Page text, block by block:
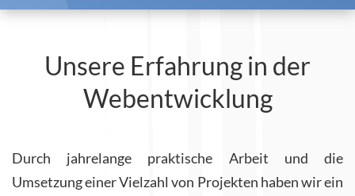
Unsere Erfahrung in der
Webentwicklung
Durch jahrelange praktische Arbeit und die
Umsetzung einer Vielzahl von Projekten haben wir ein